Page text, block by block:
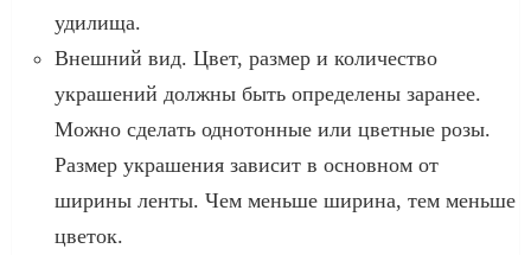
удилища.
Внешний вид. Цвет, размер и количество
украшений должны быть определены заранее.
Можно сделать однотонные или цветные розы.
Размер украшения зависит в основном от
ширины ленты. Чем меньше ширина, тем меньше
цветок.